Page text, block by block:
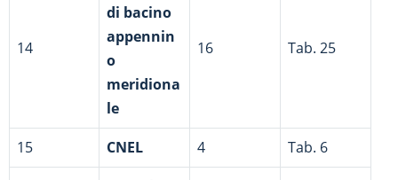
14
di bacino
appennin
o
meridiona
le
16 Tab. 25
15 CNEL 4 Tab. 6